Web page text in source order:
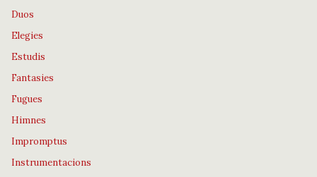
Duos
Elegies
Estudis
Fantasies
Fugues
Himnes
Impromptus
Instrumentacions